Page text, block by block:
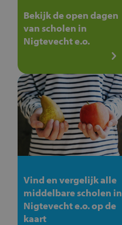
Bekijk de open dagen
van scholen in
Nigtevecht e.o.
Vind en vergelijk alle
middelbare scholen in
Nigtevecht e.o. op de
kaart